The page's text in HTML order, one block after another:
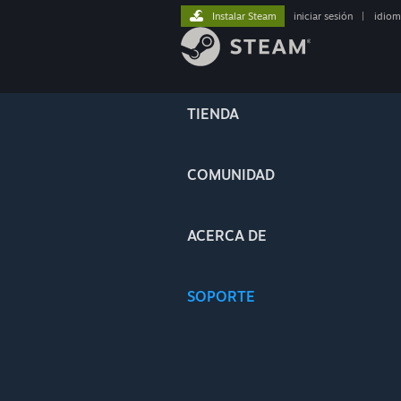
TIENDA
COMUNIDAD
ACERCA DE
SOPORTE
Instalar Steam iniciar sesión